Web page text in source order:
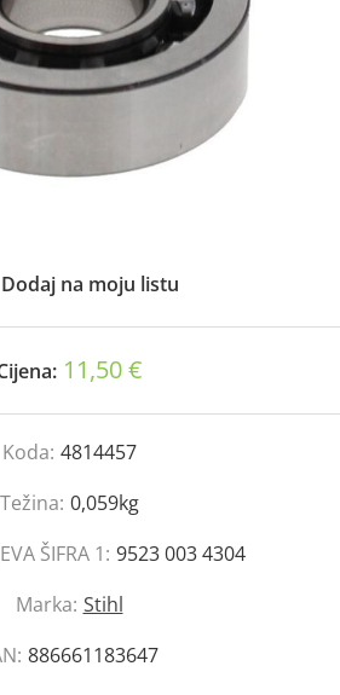
Dodaj na moju listu
11,50 €
Koda: 4814457
Težina: 0,059kg
ŠIFRA 1: 9523 003 4304
Marka: Stihl
886661183647